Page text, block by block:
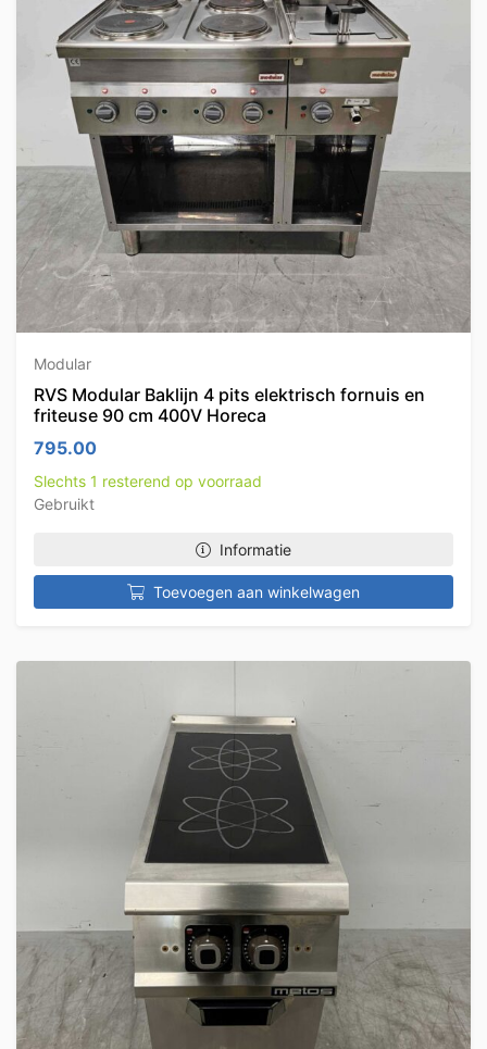
Modular
RVS Modular Baklijn 4 pits elektrisch fornuis en
friteuse 90 cm 400V Horeca
795.00
Slechts 1 resterend op voorraad
Gebruikt
Informatie
Toevoegen aan winkelwagen